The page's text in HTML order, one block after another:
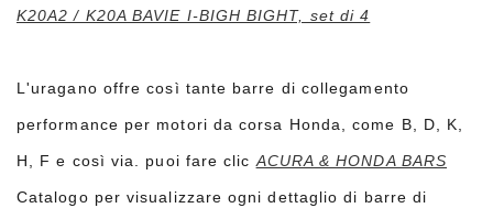
K20A2 / K20A BAVIE I-BIGH BIGHT, set di 4
L'uragano offre così tante barre di collegamento
performance per motori da corsa Honda, come B, D, K,
H, F e così via. puoi fare clicACURA & HONDA BARS
Catalogo per visualizzare ogni dettaglio di barre di